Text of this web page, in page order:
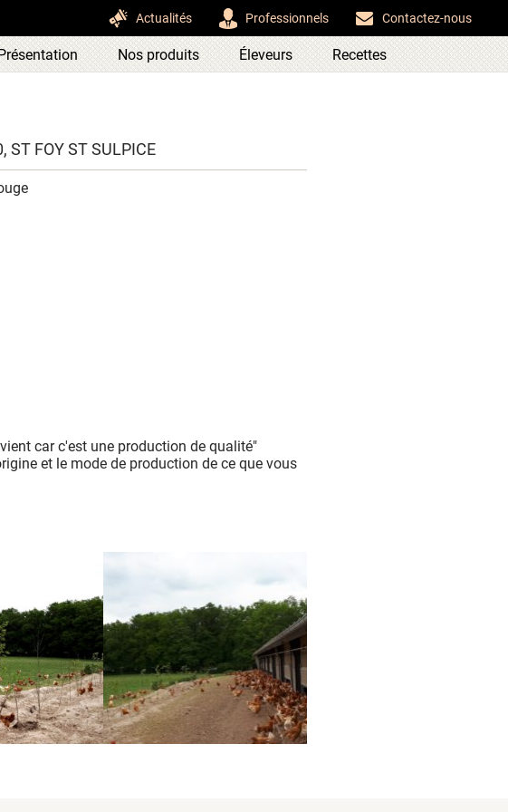
Actualités Professionnels Contactez-nous
Nos produits Éleveurs Recettes
ST FOY ST SULPICE
car c'est une production de qualité"
et le mode de production de ce que vous